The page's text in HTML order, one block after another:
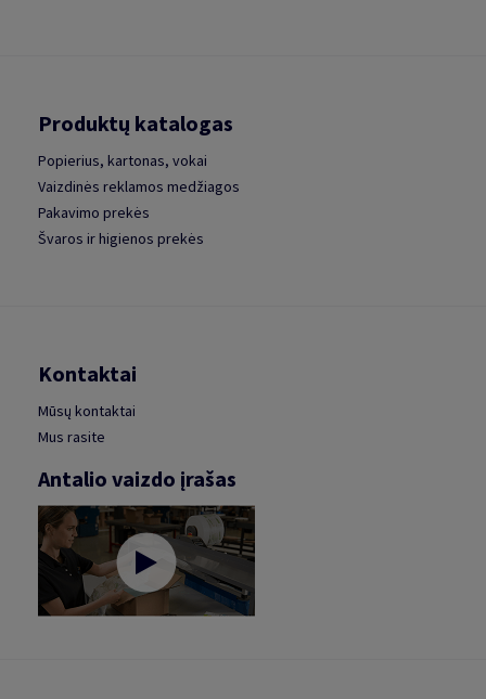
Produktų katalogas
Popierius, kartonas, vokai
Vaizdinės reklamos medžiagos
Pakavimo prekės
Švaros ir higienos prekės
Kontaktai
Mūsų kontaktai
Mus rasite
Antalio vaizdo įrašas